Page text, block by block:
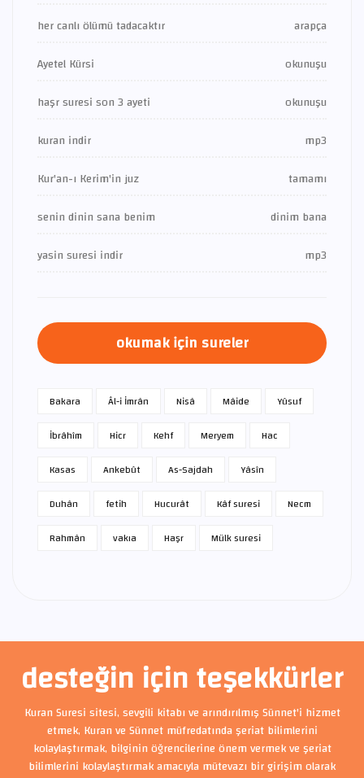
her canlı ölümü tadacaktır
arapça
Ayetel Kürsi
okunuşu
haşr suresi son 3 ayeti
okunuşu
kuran indir
mp3
Kur'an-ı Kerim'in juz
tamamı
senin dinin sana benim
dinim bana
yasin suresi indir
mp3
okumak için sureler
Bakara Âl-i İmrân Nisâ Mâide
Yûsuf
İbrâhîm
Hicr Kehf Meryem
Hac
Kasas
Ankebût As-Sajdah
Yâsîn
Duhân
fetih Hucurât Kâf suresi
Necm
Rahmân
vakıa Haşr Mülk suresi
desteğin için teşekkürler
Kuran Suresi sitesi, sevgili kitabı ve arındırılmış Sünnet'i hizmet
etmek, Kuran ve Sünnet müfredatında şeriat bilimlerini
kolaylaştırmak, bilginin öğrencilerine önem vermek ve şeriat
bilimlerini kolaylaştırmak amacıyla mütevazı bir girişim olarak